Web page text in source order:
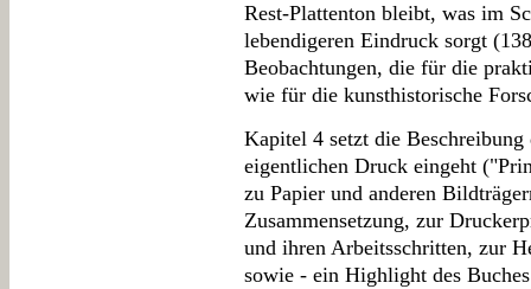
Rest-Plattenton bleibt, was im
lebendigeren Eindruck sorgt
Beobachtungen, die für die
wie für die kunsthistorische
Kapitel 4 setzt die
eigentlichen Druck eingeht
zu Papier und anderen
Zusammensetzung, zur
und ihren Arbeitsschritten, zur
sowie - ein Highlight des